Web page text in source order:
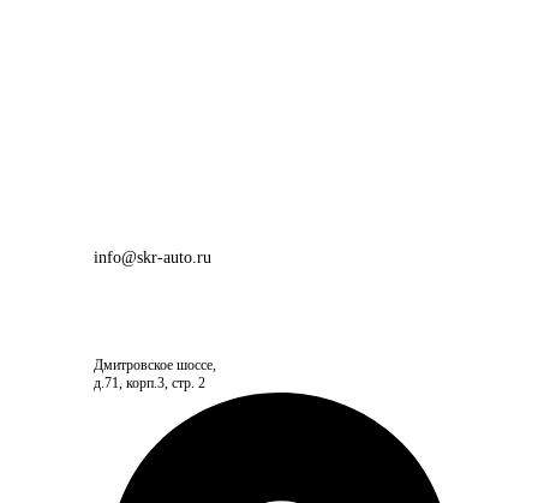
info@skr-auto.ru
Дмитровское шоссе,
д.71, корп.3, стр. 2